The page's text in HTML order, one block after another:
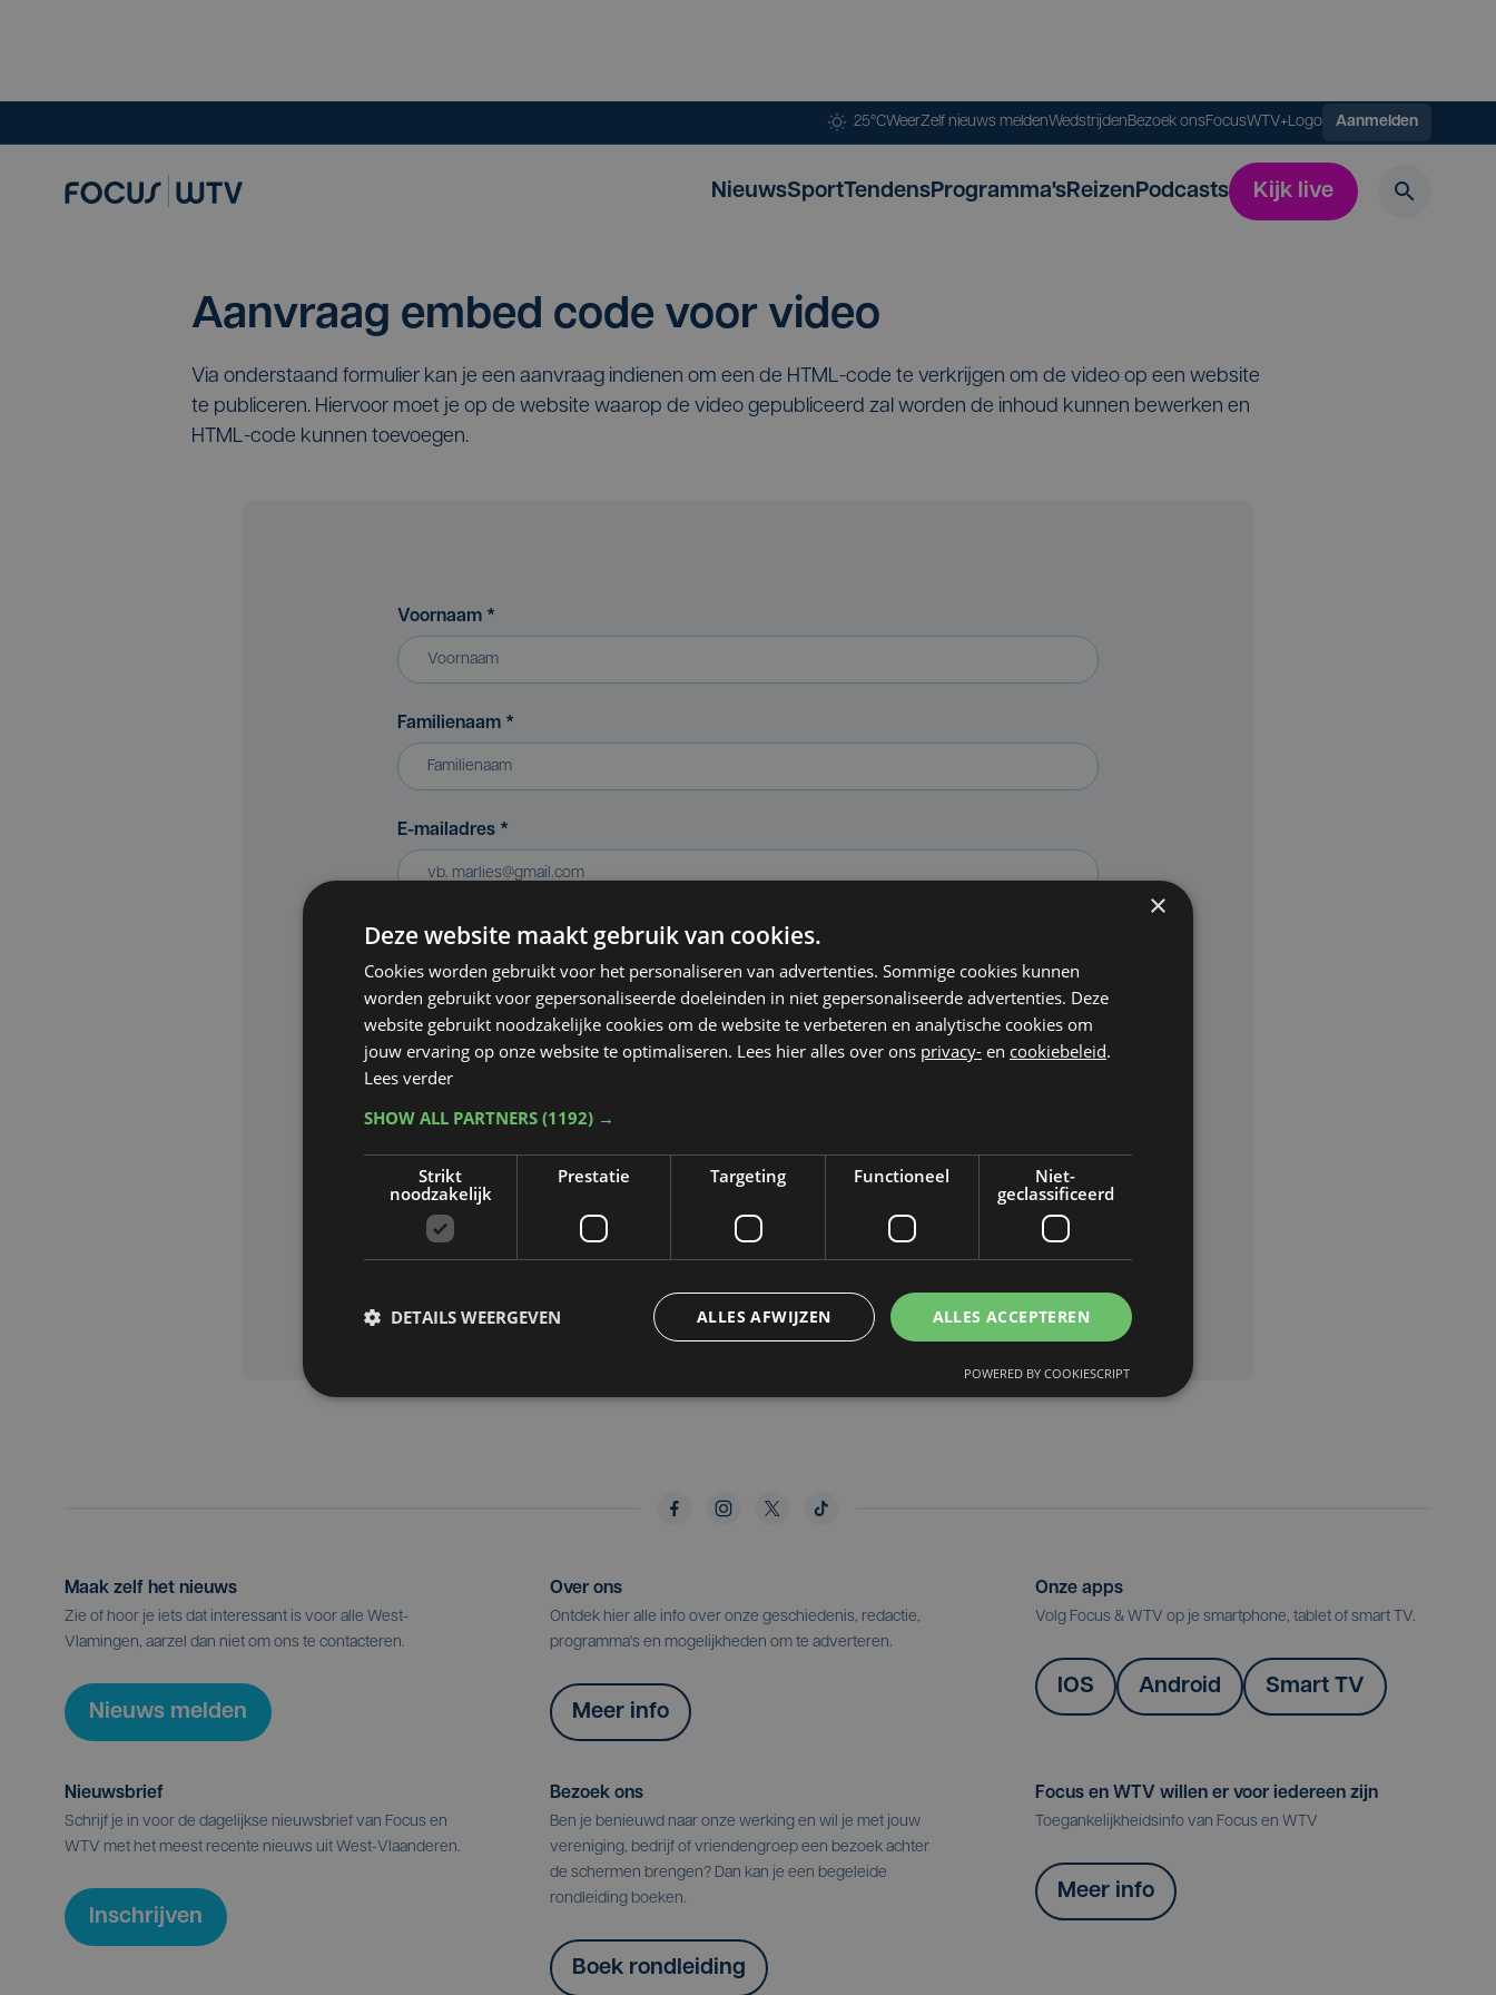
25°CWeerZelf nieuws meldenWedstrijdenBezoek onsFocusWTV+Logo Aanmelden
NieuwsSportTendensProgramma'sReizenPodcasts Kijk live
Aanvraag embed code voor video
Via onderstaand formulier kan je een aanvraag indienen om een de HTML-code te verkrijgen om de video op een website
te publiceren. Hiervoor moet je op de website waarop de video gepubliceerd zal worden de inhoud kunnen bewerken en
HTML-code kunnen toevoegen.
Voornaam *
Familienaam *
E-mailadres *
Bedrijf of vereniging (indien van toepassing)
Website waarop de video gepubliceerd zal worden*
Google zijn van toepassing.
Aanvragen
Maak zelf het nieuws
Zie of hoor je iets dat interessant is voor alle West-
Vlamingen, aarzel dan niet om ons te contacteren.
Nieuws melden
Over ons
Ontdek hier alle info over onze geschiedenis, redactie,
programma's en mogelijkheden om te adverteren.
Meer info
Onze apps
Volg Focus & WTV op je smartphone, tablet of smart TV.
IOS Android Smart TV
Nieuwsbrief
Schrijf je in voor de dagelijkse nieuwsbrief van Focus en
WTV met het meest recente nieuws uit West-Vlaanderen.
Inschrijven
Bezoek ons
Ben je benieuwd naar onze werking en wil je met jouw
vereniging, bedrijf of vriendengroep een bezoek achter
de schermen brengen? Dan kan je een begeleide
rondleiding boeken.
Boek rondleiding
Focus en WTV willen er voor iedereen zijn
Toegankelijkheidsinfo van Focus en WTV
Meer info
×
Deze website maakt gebruik van cookies.
Cookies worden gebruikt voor het personaliseren van advertenties. Sommige cookies kunnen
worden gebruikt voor gepersonaliseerde doeleinden in niet gepersonaliseerde advertenties. Deze
website gebruikt noodzakelijke cookies om de website te verbeteren en analytische cookies om
jouw ervaring op onze website te optimaliseren. Lees hier alles over ons privacy- en cookiebeleid.
Lees verder
SHOW ALL PARTNERS (1192) →
Strikt
noodzakelijk
Prestatie Targeting Functioneel
Niet-
geclassificeerd
ALLES ACCEPTEREN
ALLES AFWIJZEN
DETAILS WEERGEVEN
POWERED BY COOKIESCRIPT